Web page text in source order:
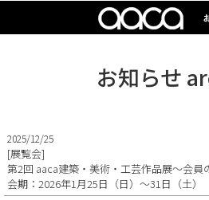
お知らせ
2025/12/25
[展覧会]
第2回 aaca建築・美術・工芸作品展～会員
会期：2026年1月25日（日）～31日（土）